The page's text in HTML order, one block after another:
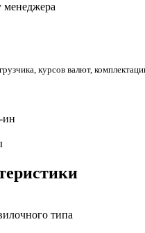
менеджера
курсов валют,
ин
типа